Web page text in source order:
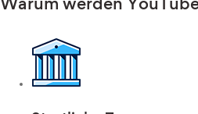
Warum werden